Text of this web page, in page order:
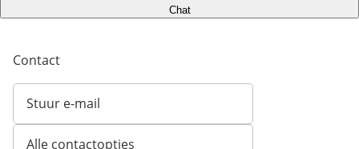
Chat
Contact
Stuur e-mail
Opent e-mailclient
Alle contactopties